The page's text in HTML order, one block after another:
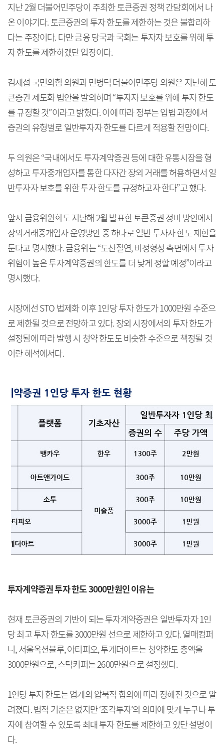
지난 2월 더불어민주당이 주최한 토큰증권 정책 간담회에서 나
온 이야기다. 토큰증권의 투자 한도를 제한하는 것은 불합리하
다는 주장이다. 다만 금융 당국과 국회는 투자자 보호를 위해 투
자 한도를 제한하겠단 입장이다.
김재섭 국민의힘 의원과 민병덕 더불어민주당 의원은 지난해 토
큰증권 제도화 법안을 발의하며 “투자자 보호를 위해 투자 한도
를 규정할 것”이라고 밝혔다. 이에 따라 정부는 입법 과정에서
증권의 유형별로 일반투자자 한도를 다르게 적용할 전망이다.
두 의원은 “국내에서도 투자계약증권 등에 대한 유통시장을 형
성하고 투자중개업자를 통한 다자간 장외 거래를 허용하면서 일
반투자자 보호를 위한 투자 한도를 규정하고자 한다”고 했다.
앞서 금융위원회도 지난해 2월 발표한 토큰증권 정비 방안에서
장외거래중개업자 운영방안 중 하나로 일반 투자자 한도 제한을
둔다고 명시했다. 금융위는 “도산절연, 비정형성 측면에서 투자
위험이 높은 투자계약증권의 한도를 더 낮게 정할 예정”이라고
명시했다.
시장에선 STO 법제화 이후 1인당 투자 한도가 1000만원 수준으
로 제한될 것으로 전망하고 있다. 장외 시장에서의 투자 한도가
설정됨에 따라 발행 시 청약 한도도 비슷한 수준으로 책정될 것
이란 해석에서다.
투자계약증권 투자 한도 3000만원인 이유는
현재 토큰증권의 기반이 되는 투자계약증권은 일반투자자 1인
당 최고 투자 한도를 3000만원 선으로 제한하고 있다. 열매컴퍼
니, 서울옥션블루, 아티피오, 투게더아트는 청약한도 총액을
3000만원으로, 스탁키퍼는 2600만원으로 설정했다.
1인당 투자 한도는 업계의 압묵적 합의에 따라 정해진 것으로 알
려졌다. 법적 기준은 없지만 ‘조각투자’의 의미에 맞게 누구나 투
자에 참여할 수 있도록 최대 투자 한도를 제한하고 있단 설명이
다.